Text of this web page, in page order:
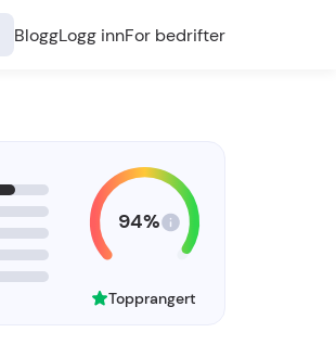
BloggLogg innFor bedrifter
94%
Topprangert